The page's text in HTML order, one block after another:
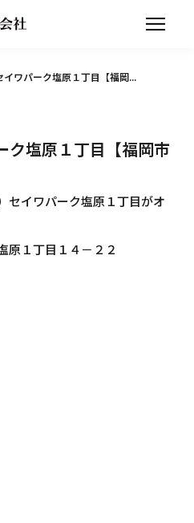
イワパーク塩原１丁目【福岡...
ク塩原１丁目【福岡市
セイワパーク塩原１丁目がオ
原１丁目１４－２２